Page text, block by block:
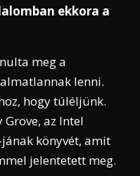
ekkora a
meg a
lenni.
hogy túléljünk.
az Intel
könyvét, amit
jelentetett meg.